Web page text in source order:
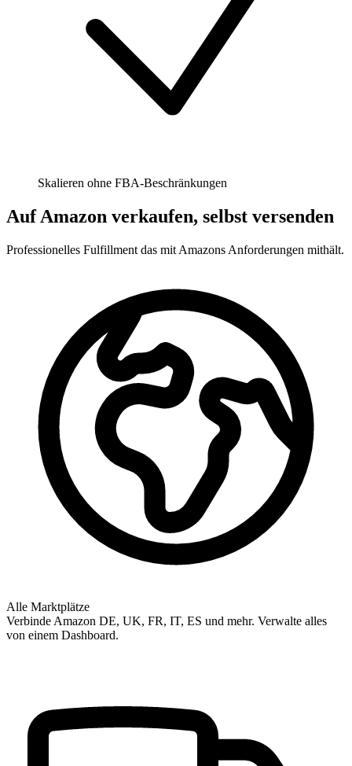
Skalieren ohne FBA-Beschränkungen
Auf Amazon verkaufen, selbst versenden
Professionelles Fulfillment das mit Amazons Anforderungen mithält.
Alle Marktplätze
Verbinde Amazon DE, UK, FR, IT, ES und mehr. Verwalte alles
von einem Dashboard.